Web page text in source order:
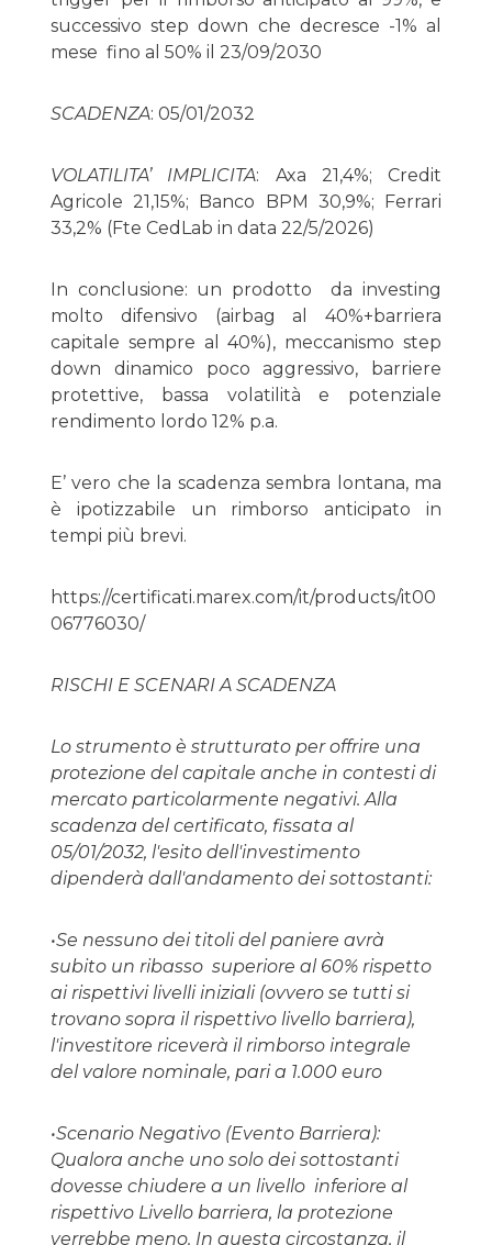
successivo step down che decresce -1% al
mese fino al 50% il 23/09/2030
SCADENZA: 05/01/2032
VOLATILITA’ IMPLICITA: Axa 21,4%; Credit
Agricole 21,15%; Banco BPM 30,9%; Ferrari
33,2% (Fte CedLab in data 22/5/2026)
In conclusione: un prodotto da investing
molto difensivo (airbag al 40%+barriera
capitale sempre al 40%), meccanismo step
down dinamico poco aggressivo, barriere
protettive, bassa volatilità e potenziale
rendimento lordo 12% p.a.
E’ vero che la scadenza sembra lontana, ma
è ipotizzabile un rimborso anticipato in
tempi più brevi.
https://certificati.marex.com/it/products/it00
06776030/
RISCHI E SCENARI A SCADENZA
Lo strumento è strutturato per offrire una
protezione del capitale anche in contesti di
mercato particolarmente negativi. Alla
scadenza del certificato, fissata al
05/01/2032, l'esito dell'investimento
dipenderà dall'andamento dei sottostanti:
•Se nessuno dei titoli del paniere avrà
subito un ribasso superiore al 60% rispetto
ai rispettivi livelli iniziali (ovvero se tutti si
trovano sopra il rispettivo livello barriera),
l'investitore riceverà il rimborso integrale
del valore nominale, pari a 1.000 euro
•Scenario Negativo (Evento Barriera):
Qualora anche uno solo dei sottostanti
dovesse chiudere a un livello inferiore al
rispettivo Livello barriera, la protezione
verrebbe meno. In questa circostanza, il